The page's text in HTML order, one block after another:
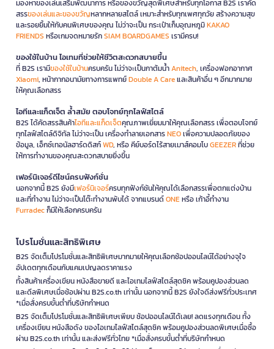
มองหาของเล่นเสริมพัฒนาการ หรือของขวัญสุดพิเศษสำหรับทุกโอกาส B2S เราคัด
สรรของเล่นและของขวัญหลากหลายสไตล์ เหมาะสำหรับทุกเพศทุกวัย สร้างความสุข
และรอยยิ้มให้กับคนพิเศษของคุณ ไม่ว่าจะเป็น กระเป๋าเก็บอุณหภูมิKAKAO
FRIENDS หรือเกมจดหมายรักSIAM BOARDGAMES เรามีครบ!
ของใช้ในบ้าน ไอเทมที่ช่วยให้ชีวิตสะดวกสบายขึ้น
ที่ B2S เรามีของใช้ในบ้านครบครัน ไม่ว่าจะเป็นกาต้มน้ำAnitech, เครื่องฟอกอากาศ
Xiaomi, หน้ากากอนามัยทางการแพทย์Double A Careและสินค้าอื่น ๆ อีกมากมาย
ให้คุณเลือกสรร
ไอทีและแก็ดเจ็ต ล้ำสมัย ตอบโจทย์ทุกไลฟ์สไตล์
B2S ได้คัดสรรสินค้าไอทีและแก็ดเจ็ตคุณภาพเยี่ยมมาให้คุณเลือกสรร เพื่อตอบโจทย์
ทุกไลฟ์สไตล์ดิจิทัล ไม่ว่าจะเป็น เครื่องทำลายเอกสารNEOเพื่อความปลอดภัยของ
ข้อมูล, เอ็กซ์เทอนัลฮาร์ดดิสก์WD, หรือ คีย์บอร์ดไร้สายเมาส์คอมโบGEEZERที่ช่วย
ให้การทำงานของคุณสะดวกสบายยิ่งขึ้น
เฟอร์นิเจอร์ดีไซน์ครบฟังก์ชั่น
นอกจากนี้ B2S ยังมีเฟอร์นิเจอร์ครบทุกฟังก์ชันให้คุณได้เลือกสรรเพื่อตกแต่งบ้าน
และที่ทำงาน ไม่ว่าจะเป็นโต๊ะทำงานพับได้ จากแบรนด์ONEหรือ เก้าอี้ทำงาน
Furradecก็มีให้เลือกครบครัน
โปรโมชั่นและสิทธิพิเศษ
B2S จัดเต็มโปรโมชั่นและสิทธิพิเศษมากมายให้คุณเลือกช้อปออนไลน์ได้อย่างจุใจ
อัปเดตทุกเดือนกับแคมเปญลดราคาแรง
ทั้งสินค้าเครื่องเขียน หนังสือขายดี และไอเทมไลฟ์สไตล์สุดชิค พร้อมคูปองส่วนลด
และดีลพิเศษเมื่อช้อปผ่าน B2S.co.th เท่านั้น นอกจากนี้ B2S ยังใจดีส่งฟรีทั่วประเทศ
*เมื่อสั่งครบขั้นต่ำที่บริษัทกำหนด
B2S จัดเต็มโปรโมชั่นและสิทธิพิเศษเพียบ ช้อปออนไลน์ได้เลย! ลดแรงทุกเดือน ทั้ง
เครื่องเขียน หนังสือดัง ของไอเทมไลฟ์สไตล์สุดชิค พร้อมคูปองส่วนลดพิเศษเมื่อซื้อ
ผ่าน B2S.co.th เท่านั้น และส่งฟรีทั่วไทย *เมื่อสั่งครบขั้นต่ำที่บริษัทกำหนด